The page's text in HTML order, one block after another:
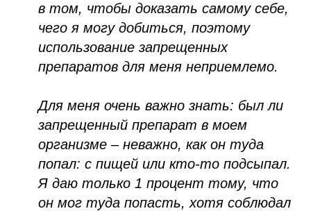
в том, чтобы доказать самому себе,
чего я могу добиться, поэтому
использование запрещенных
препаратов для меня неприемлемо.
Для меня очень важно знать: был ли
запрещенный препарат в моем
организме – неважно, как он туда
попал: с пищей или кто-то подсыпал.
Я даю только 1 процент тому, что
он мог туда попасть, хотя соблюдал